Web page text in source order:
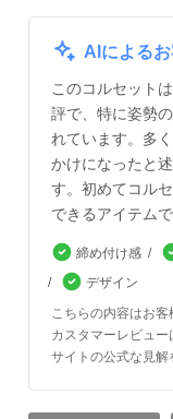
AIによる
このコルセット
評で、特に姿勢
れています。多
かけになったと
す。初めてコル
できるアイテムで
締め付け感
デザイン
こちらの内容はお
カスタマーレビュ
サイトの公式な見解